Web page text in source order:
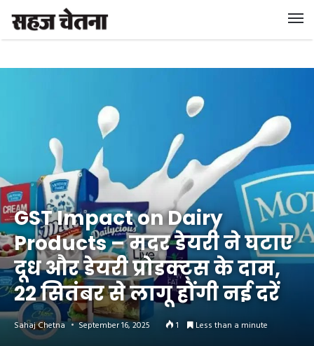
GST Impact on Dairy
Products – मदर डेयरी ने घटाए
दूध और डेयरी प्रोडक्ट्स के दाम,
22 सितंबर से लागू होंगी नई दरें
Sahaj Chetna September 16, 2025 1 Less than a minute